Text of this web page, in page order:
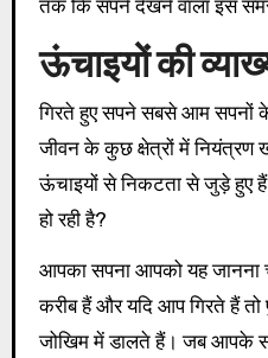
तक कि सपने देखने वाला इस
ऊंचाइयों की
गिरते हुए सपने सबसे आम सपनों
जीवन के कुछ क्षेत्रों में नियंत्रण
ऊंचाइयों से निकटता से जुड़े हुए
हो रही है?
आपका सपना आपको यह जानना
करीब हैं और यदि आप गिरते हैं तो
जोखिम में डालते हैं। जब आपके